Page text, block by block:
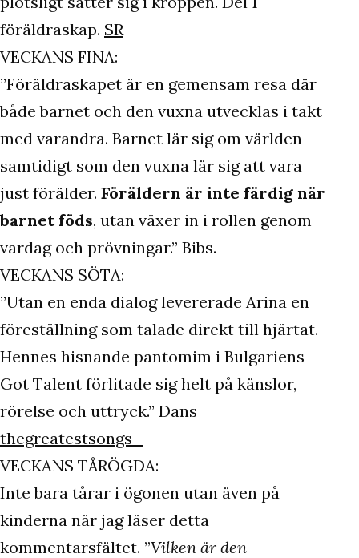
föräldraskap. SR
VECKANS FINA:
”Föräldraskapet är en gemensam resa där
både barnet och den vuxna utvecklas i takt
med varandra. Barnet lär sig om världen
samtidigt som den vuxna lär sig att vara
just förälder. Föräldern är inte färdig när
barnet föds, utan växer in i rollen genom
vardag och prövningar.” Bibs.
VECKANS SÖTA:
”Utan en enda dialog levererade Arina en
föreställning som talade direkt till hjärtat.
Hennes hisnande pantomim i Bulgariens
Got Talent förlitade sig helt på känslor,
rörelse och uttryck.” Dans
thegreatestsongs_
VECKANS TÅRÖGDA:
Inte bara tårar i ögonen utan även på
kinderna när jag läser detta
kommentarsfältet. ”Vilken är den